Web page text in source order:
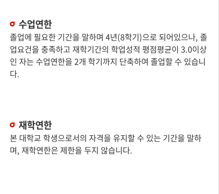
수업연한
졸업에 필요한 기간을 말하며 4년(8학기)으로 되어있으나, 졸
업요건을 충족하고 재학기간의 학업성적 평점평균이 3.0이상
인 자는 수업연한을 2개 학기까지 단축하여 졸업할 수 있습니
다.
재학연한
본 대학교 학생으로서의 자격을 유지할 수 있는 기간을 말하
며, 재학연한은 제한을 두지 않습니다.